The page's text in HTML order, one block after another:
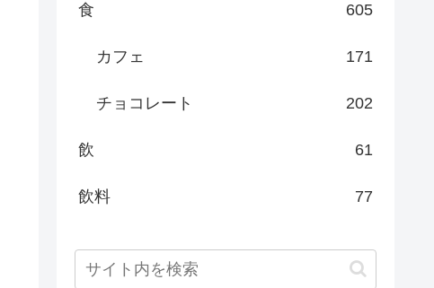
食 605
カフェ 171
チョコレート 202
飲 61
飲料 77